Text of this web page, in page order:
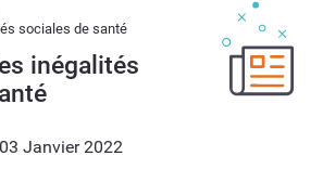
sociales de santé
inégalités
Janvier 2022